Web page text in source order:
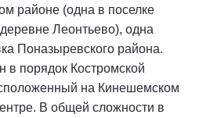
районе (одна в поселке
Леонтьево), одна
Поназыревского района.
в порядок Костромской
на Кинешемском
В общей сложности в